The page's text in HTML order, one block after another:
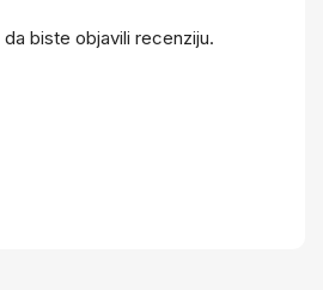
da biste objavili recenziju.